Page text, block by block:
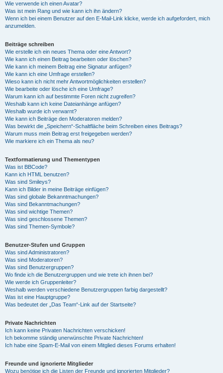
Wie verwende ich einen Avatar?
Was ist mein Rang und wie kann ich ihn ändern?
Wenn ich bei einem Benutzer auf den E-Mail-Link klicke, werde ich aufgefordert, mich
anzumelden.
Beiträge schreiben
Wie erstelle ich ein neues Thema oder eine Antwort?
Wie kann ich einen Beitrag bearbeiten oder löschen?
Wie kann ich meinem Beitrag eine Signatur anfügen?
Wie kann ich eine Umfrage erstellen?
Wieso kann ich nicht mehr Antwortmöglichkeiten erstellen?
Wie bearbeite oder lösche ich eine Umfrage?
Warum kann ich auf bestimmte Foren nicht zugreifen?
Weshalb kann ich keine Dateianhänge anfügen?
Weshalb wurde ich verwarnt?
Wie kann ich Beiträge den Moderatoren melden?
Was bewirkt die „Speichern“-Schaltfläche beim Schreiben eines Beitrags?
Warum muss mein Beitrag erst freigegeben werden?
Wie markiere ich ein Thema als neu?
Textformatierung und Thementypen
Was ist BBCode?
Kann ich HTML benutzen?
Was sind Smileys?
Kann ich Bilder in meine Beiträge einfügen?
Was sind globale Bekanntmachungen?
Was sind Bekanntmachungen?
Was sind wichtige Themen?
Was sind geschlossene Themen?
Was sind Themen-Symbole?
Benutzer-Stufen und Gruppen
Was sind Administratoren?
Was sind Moderatoren?
Was sind Benutzergruppen?
Wo finde ich die Benutzergruppen und wie trete ich ihnen bei?
Wie werde ich Gruppenleiter?
Weshalb werden verschiedene Benutzergruppen farbig dargestellt?
Was ist eine Hauptgruppe?
Was bedeutet der „Das Team“-Link auf der Startseite?
Private Nachrichten
Ich kann keine Privaten Nachrichten verschicken!
Ich bekomme ständig unerwünschte Private Nachrichten!
Ich habe eine Spam-E-Mail von einem Mitglied dieses Forums erhalten!
Freunde und ignorierte Mitglieder
Wozu benötige ich die Listen der Freunde und ignorierten Mitglieder?